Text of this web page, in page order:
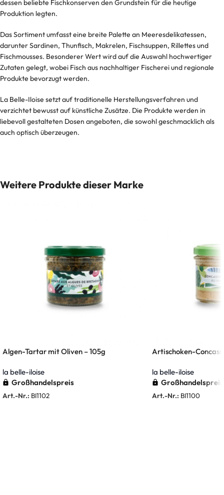
dessen beliebte Fischkonserven den Grundstein für die heutige
Produktion legten.
Das Sortiment umfasst eine breite Palette an Meeresdelikatessen,
darunter Sardinen, Thunfisch, Makrelen, Fischsuppen, Rillettes und
Fischmousses. Besonderer Wert wird auf die Auswahl hochwertiger
Zutaten gelegt, wobei Fisch aus nachhaltiger Fischerei und regionale
Produkte bevorzugt werden.
La Belle-Iloise setzt auf traditionelle Herstellungsverfahren und
verzichtet bewusst auf künstliche Zusätze. Die Produkte werden in
liebevoll gestalteten Dosen angeboten, die sowohl geschmacklich als
auch optisch überzeugen.
Weitere Produkte dieser Marke
Algen-Tartar mit Oliven – 105g
la belle-iloise
Großhandelspreis
Art.-Nr.: BI1102
Artischoken-
la belle-iloise
Großhandelspreis
Art.-Nr.: BI1100